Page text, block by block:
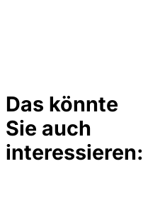
Das könnte
Sie auch
interessieren: